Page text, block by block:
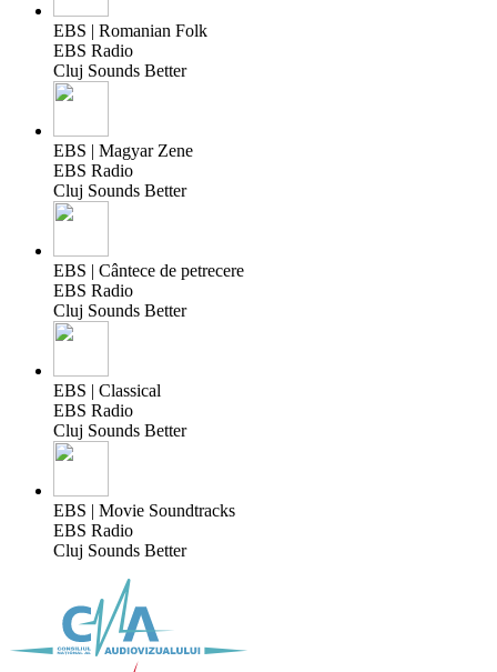
EBS | Romanian Folk
EBS Radio
Cluj Sounds Better
EBS | Magyar Zene
EBS Radio
Cluj Sounds Better
EBS | Cântece de petrecere
EBS Radio
Cluj Sounds Better
EBS | Classical
EBS Radio
Cluj Sounds Better
EBS | Movie Soundtracks
EBS Radio
Cluj Sounds Better